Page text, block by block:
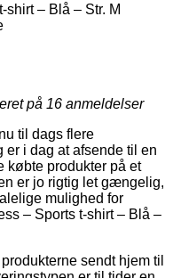
– Blå – Str. M
på 16 anmeldelser
til dags flere
er i dag at afsende til en
købte produkter på et
er jo rigtig let gængelig,
mulighed for
– Sports t-shirt – Blå –
sendt hjem til